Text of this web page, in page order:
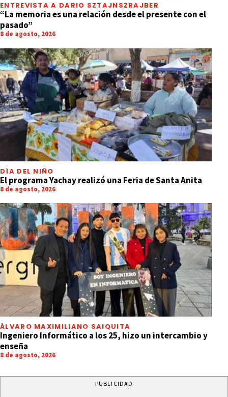
ENTREVISTA A DARIO SZTAJNSZRAJBER
“La memoria es una relación desde el presente con el
pasado”
8 de agosto, 2026
DÍA DEL NIÑO
El programa Yachay realizó una Feria de Santa Anita
8 de agosto, 2026
ÁLVARO MAXIMILIANO SAIQUITA
Ingeniero Informático a los 25, hizo un intercambio y
enseña
8 de agosto, 2026
PUBLICIDAD